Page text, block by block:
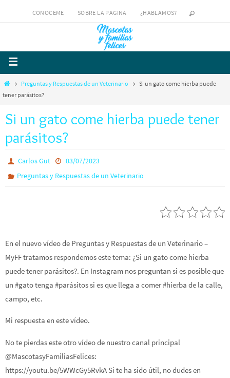
CONÓCEME SOBRE LA PÁGINA ¿HABLAMOS?
Preguntas y Respuestas de un Veterinario
Si un gato come hierba puede
tener parásitos?
Si un gato come hierba puede tener
parásitos?
Carlos Gut
03/07/2023
Preguntas y Respuestas de un Veterinario
En el nuevo vídeo de Preguntas y Respuestas de un Veterinario –
MyFF tratamos respondemos este tema: ¿Si un gato come hierba
puede tener parásitos?. En Instagram nos preguntan si es posible que
un #gato tenga #parásitos si es que llega a comer #hierba de la calle,
campo, etc.
Mi respuesta en este vídeo.
No te pierdas este otro vídeo de nuestro canal principal
@MascotasyFamiliasFelices:
https://youtu.be/5WWcGy5RvkA Si te ha sido útil, no dudes en